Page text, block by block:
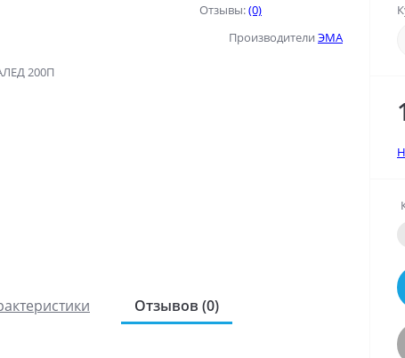
Отзывы:(0)
Производители ЭМА
Отзывов (0)